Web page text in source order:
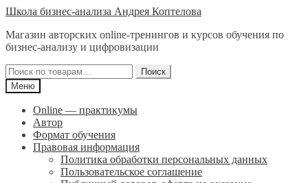
Перейти
навигации
Перейти
содержимому
Школа бизнес-анализа Андрея Коптелова
Магазин авторских online-тренингов и курсов обучения по
бизнес-анализу и цифровизации
Искать:
Поиск
Меню
Online — практикумы
Автор
Формат обучения
Правовая информация
Политика обработки персональных данных
Пользовательское соглашение